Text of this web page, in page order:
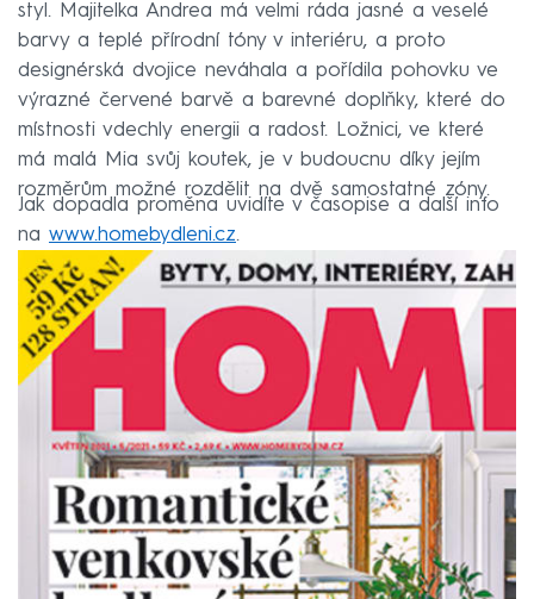
styl. Majitelka Andrea má velmi ráda jasné a veselé
barvy a teplé přírodní tóny v interiéru, a proto
designérská dvojice neváhala a pořídila pohovku ve
výrazné červené barvě a barevné doplňky, které do
místnosti vdechly energii a radost. Ložnici, ve které
má malá Mia svůj koutek, je v budoucnu díky jejím
rozměrům možné rozdělit na dvě samostatné zóny.
Jak dopadla proměna uvidíte v časopise a další info
na www.homebydleni.cz.